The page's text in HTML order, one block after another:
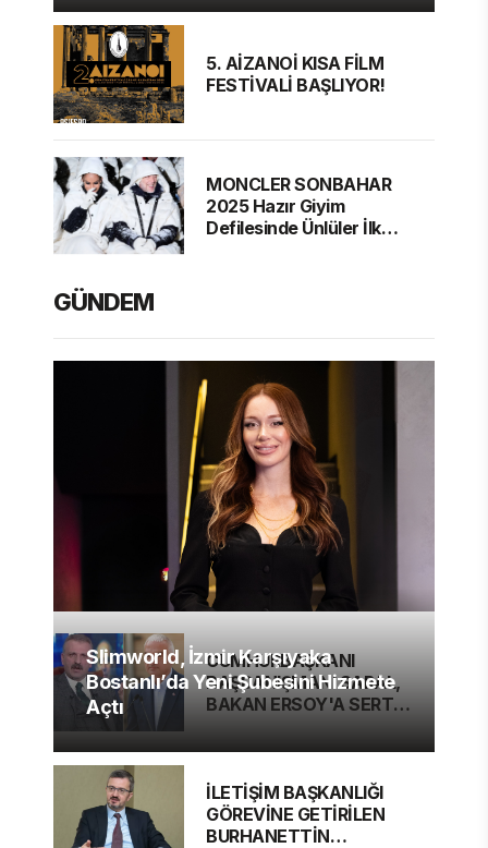
5. AİZANOİ KISA FİLM
FESTİVALİ BAŞLIYOR!
MONCLER SONBAHAR
2025 Hazır Giyim
Defilesinde Ünlüler İlk
GÜNDEM
Slimworld, İzmir Karşıyaka
Bostanlı’da Yeni Şubesini Hizmete
Açtı
CUMHURBAŞKANI
BAŞDANIŞMANI SARAL,
BAKAN ERSOY'A SERT
İLETİŞİM BAŞKANLIĞI
GÖREVİNE GETİRİLEN
BURHANETTİN